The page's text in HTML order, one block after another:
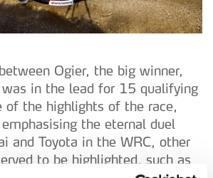
Ogier, the big winner,
was in the lead for 15 qualifying
of the highlights of the race,
the eternal duel
and Toyota in the WRC, other
to be highlighted, such as